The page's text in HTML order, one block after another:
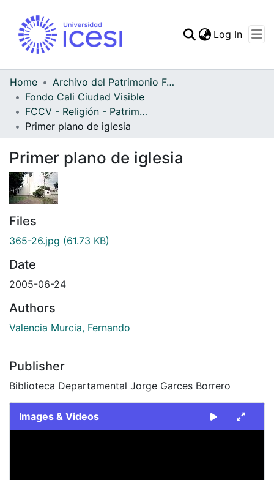
Log In
Home
Archivo del Patrimonio Fotográfico y Fílmico del Valle del Cauca
Fondo Cali Ciudad Visible
FCCV - Religión - Patrimonial
Primer plano de iglesia
Primer plano de iglesia
Files
365-26.jpg (61.73 KB)
Date
2005-06-24
Authors
Valencia Murcia, Fernando
Publisher
Biblioteca Departamental Jorge Garces Borrero
Images & Videos